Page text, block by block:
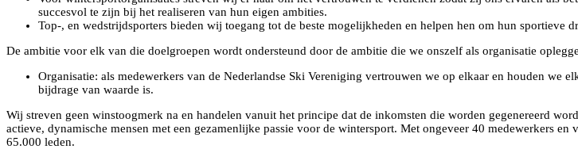
succesvol te zijn bij het realiseren van hun eigen ambities.
Top-, en wedstrijdsporters bieden wij toegang tot de beste mogelijkheden en helpen hen om hun sportieve
De ambitie voor elk van die doelgroepen wordt ondersteund door de ambitie die we onszelf als organisatie
Organisatie: als medewerkers van de Nederlandse Ski Vereniging vertrouwen we op elkaar en houden we
bijdrage van waarde is.
Wij streven geen winstoogmerk na en handelen vanuit het principe dat de inkomsten die worden gegenereerd
actieve, dynamische mensen met een gezamenlijke passie voor de wintersport. Met ongeveer 40 medewerkers
65.000 leden.